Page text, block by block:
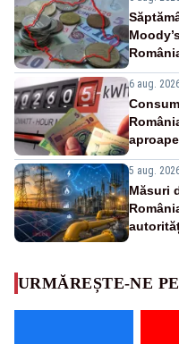
6 aug.
5 aug.
Măsuri
URMĂREȘTE-NE PE